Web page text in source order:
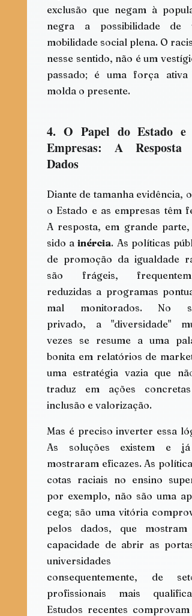
exclusão que negam à
negra a possibilidade de
mobilidade social plena. O
nesse sentido, não é um
passado; é uma força ativa
molda o presente.
4. O Papel do Estado e
Empresas: A Resposta
Dados
Diante de tamanha evidência, o
o Estado e as empresas têm
A resposta, em grande parte,
sido a inércia. As políticas
de promoção da igualdade
são frágeis,
reduzidas a programas
mal monitorados. No
privado, a "diversidade"
vezes se resume a uma
bonita em relatórios de
uma estratégia vazia que
traduz em ações concretas
inclusão e valorização.
Mas é preciso inverter essa
As soluções existem e já
mostraram eficazes. As
cotas raciais no ensino
por exemplo, não são uma
cega; são uma vitória
pelos dados, que mostram
capacidade de abrir as
universidades
consequentemente, de
profissionais mais
Estudos recentes comprovam